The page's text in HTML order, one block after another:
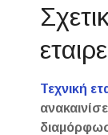
Τεχνική